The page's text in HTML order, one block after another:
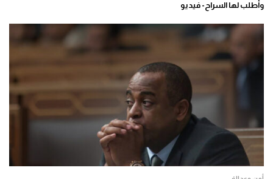
وأطلب لها السراح- فيديو